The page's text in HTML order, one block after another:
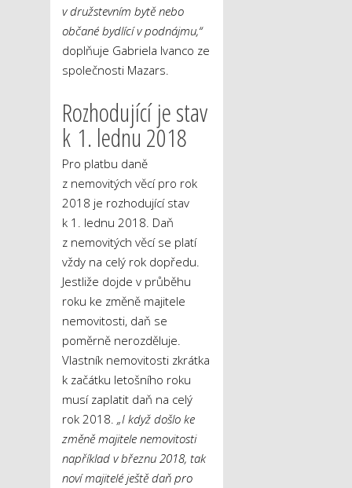
v družstevním bytě nebo
občané bydlící v podnájmu,“
doplňuje Gabriela Ivanco ze
společnosti Mazars.
Rozhodující je stav
k 1. lednu 2018
Pro platbu daně
z nemovitých věcí pro rok
2018 je rozhodující stav
k 1. lednu 2018. Daň
z nemovitých věcí se platí
vždy na celý rok dopředu.
Jestliže dojde v průběhu
roku ke změně majitele
nemovitosti, daň se
poměrně nerozděluje.
Vlastník nemovitosti zkrátka
k začátku letošního roku
musí zaplatit daň na celý
rok 2018. „I když došlo ke
změně majitele nemovitosti
například v březnu 2018, tak
noví majitelé ještě daň pro